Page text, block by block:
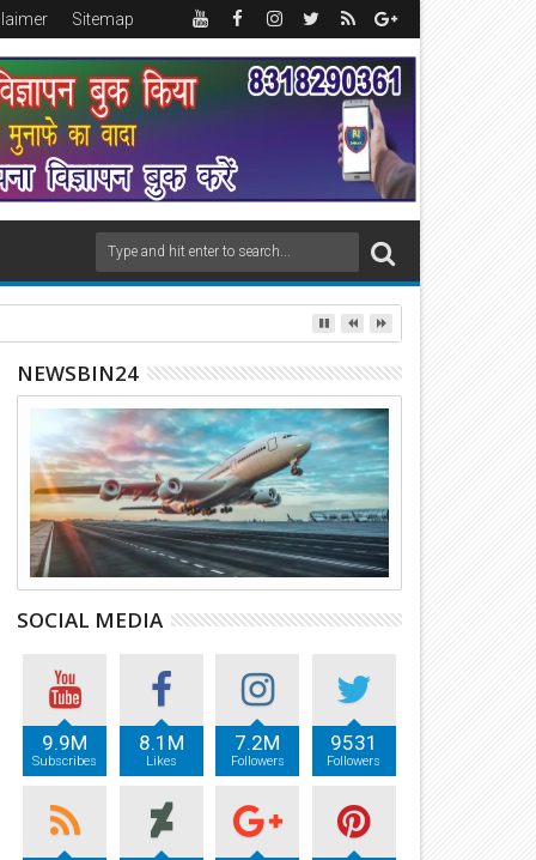
Sitemap
NEWSBIN24
SOCIAL MEDIA
9.9M
Subscribes
8.1M
Likes
7.2M
Followers
9531
Followers